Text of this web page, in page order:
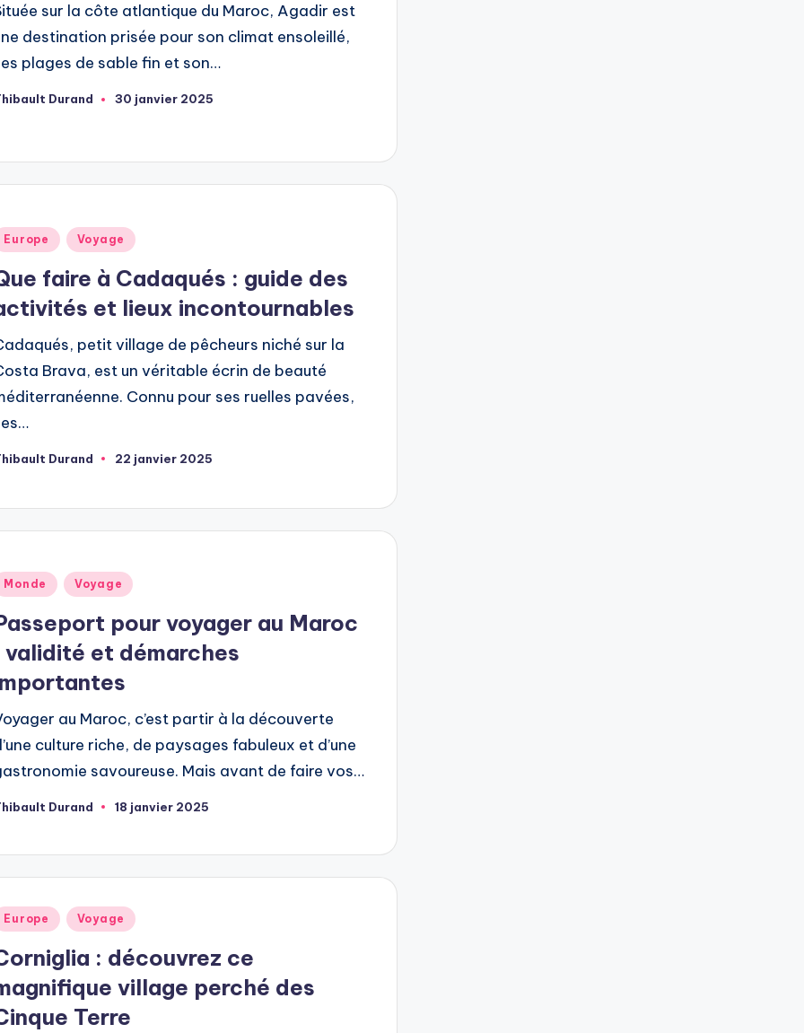
sur la côte atlantique du Maroc, Agadir est
destination prisée pour son climat ensoleillé,
plages de sable fin et son…
Durand 30 janvier 2025
Europe Voyage
faire à Cadaqués : guide des
et lieux incontournables
petit village de pêcheurs niché sur la
Brava, est un véritable écrin de beauté
Connu pour ses ruelles pavées,
Durand 22 janvier 2025
Monde Voyage
pour voyager au Maroc
validité et démarches
au Maroc, c’est partir à la découverte
culture riche, de paysages fabuleux et d’une
savoureuse. Mais avant de faire vos…
Durand 18 janvier 2025
Europe Voyage
: découvrez ce
village perché des
Terre